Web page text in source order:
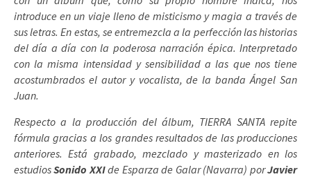
introduce en un viaje lleno de misticismo y magia a través de
sus letras. En estas, se entremezcla a la perfección las historias
del día a día con la poderosa narración épica. Interpretado
con la misma intensidad y sensibilidad a las que nos tiene
acostumbrados el autor y vocalista, de la banda Ángel San
Juan.
Respecto a la producción del álbum, TIERRA SANTA repite
fórmula gracias a los grandes resultados de las producciones
anteriores. Está grabado, mezclado y masterizado en los
estudiosSonido XXIde Esparza de Galar (Navarra) porJavier